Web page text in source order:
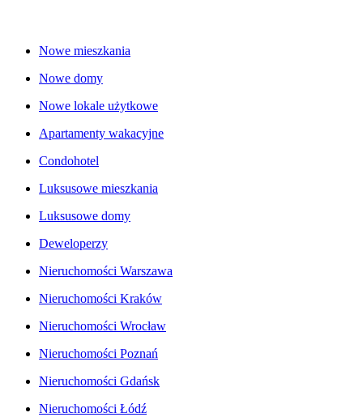
Nowe mieszkania
Nowe domy
Nowe lokale użytkowe
Apartamenty wakacyjne
Condohotel
Luksusowe mieszkania
Luksusowe domy
Deweloperzy
Nieruchomości Warszawa
Nieruchomości Kraków
Nieruchomości Wrocław
Nieruchomości Poznań
Nieruchomości Gdańsk
Nieruchomości Łódź